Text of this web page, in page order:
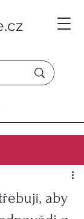
aby